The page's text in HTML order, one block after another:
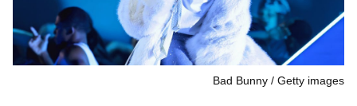
Bad Bunny Getty images